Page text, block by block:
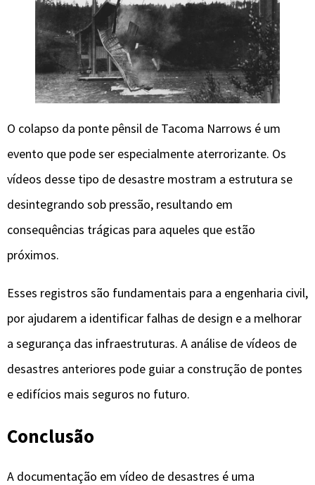
O colapso da ponte pênsil de Tacoma Narrows é um
evento que pode ser especialmente aterrorizante. Os
vídeos desse tipo de desastre mostram a estrutura se
desintegrando sob pressão, resultando em
consequências trágicas para aqueles que estão
próximos.
Esses registros são fundamentais para a engenharia civil,
por ajudarem a identificar falhas de design e a melhorar
a segurança das infraestruturas. A análise de vídeos de
desastres anteriores pode guiar a construção de pontes
e edifícios mais seguros no futuro.
Conclusão
A documentação em vídeo de desastres é uma